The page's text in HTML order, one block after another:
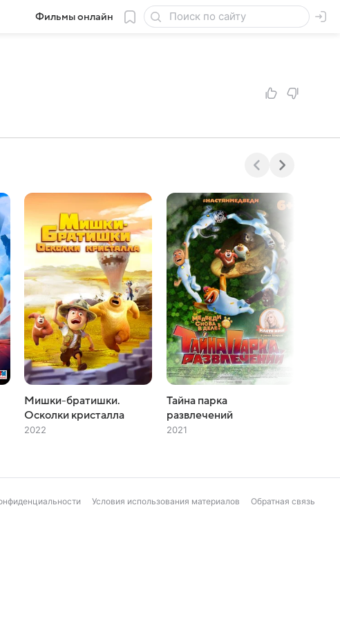
Фильмы онлайн
Мишки-братишки.
Осколки кристалла
2022
Тайна парка
развлечений
2021
Условия использования материалов Обратная связь